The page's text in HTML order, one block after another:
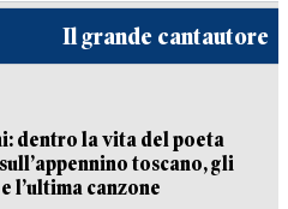
Il grande cantautore
dentro la vita del poeta
toscano, gli
l’ultima canzone